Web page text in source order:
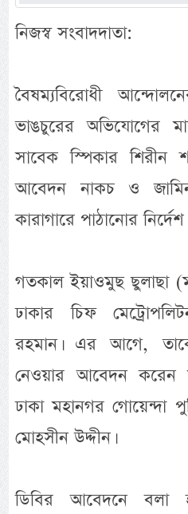
নিজস্ব সংবাদদাতা:
বৈষম্যবিরোধী
ভাঙচুরের অভিযোগের
সাবেক স্পিকার শিরীন
আবেদন নাকচ ও
কারাগারে পাঠানোর
গতকাল ইয়াওমুছ ছুলাছা
ঢাকার চিফ
রহমান। এর আগে,
নেওয়ার আবেদন করেন
ঢাকা মহানগর গোয়েন্দা
মোহসীন উদ্দীন।
ডিবির আবেদনে বলা